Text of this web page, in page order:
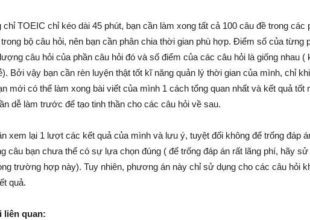
TOEIC chỉ kéo dài 45 phút, bạn cần làm xong tất cả 100 câu đề trong các
bộ câu hỏi, nên bạn cần phân chia thời gian phù hợp. Điểm số của từng
câu hỏi của phần câu hỏi đó và số điểm của các câu hỏi là giống nhau (
Bởi vậy bạn cần rèn luyện thật tốt kĩ năng quản lý thời gian của mình, chỉ
mới có thể làm xong bài viết của mình 1 cách tổng quan nhất và kết quả tốt
dễ làm trước để tạo tinh thần cho các câu hỏi về sau.
xem lại 1 lượt các kết quả của mình và lưu ý, tuyệt đối không để trống đáp
câu bạn chưa thể có sự lựa chọn đúng ( để trống đáp án rất lãng phí, hãy sử
trường hợp này). Tuy nhiên, phương án này chỉ sử dụng cho các câu hỏi
quả.
liên quan: